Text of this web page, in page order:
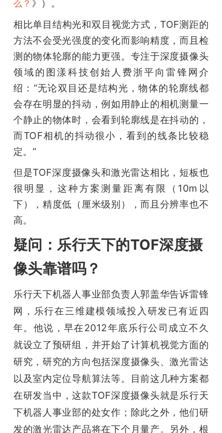
么？ 》）。
相比单目结构光和双目视觉方式，TOF测距的
方法不会受光强度的变化而影响精度，而且检
测的物体轮廓的能力更强。专注于深度摄像头
领域的图漾科技创始人费浙平向雷锋网介
绍：“无论双目还是结构光，物体的轮廓线都
会存在明显的抖动，例如用静止的相机测量一
个静止的物体时，会看到轮廓线是在抖动的，
而TOF相机的抖动很小，看到的线条比较稳
定。”
但是TOF深度摄像头和激光雷达相比，短板也
很明显，这种方案测量距离有限（10m以
下），精度低（厘米级别），而且分辨率也不
高。
疑问：乐行天下的TOF深度摄
像头靠谱吗？
乐行天下机器人事业部负责人郭盖华告诉雷锋
网，乐行在三维建模领域投入研发已有近四
年。他说，早在2012年底乐行公司成立不久
就设立了预研组，并开始了计算机视觉方面的
研究，研究的方向包括深度摄像头、激光雷达
以及室内定位导航算法等。目前这几种方案都
在研发当中，这款TOF深度摄像头就是乐行天
下机器人事业部的处女作；除此之外，他们研
发的激光雷达产品将在下个月量产。另外，根